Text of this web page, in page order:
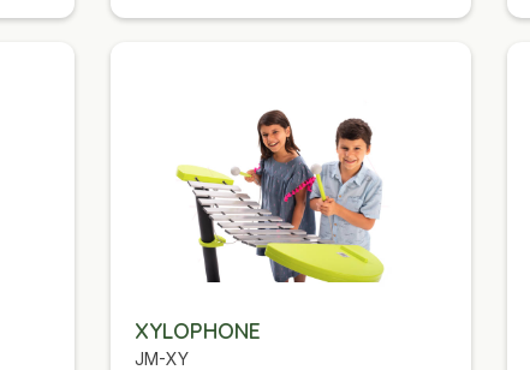
XYLOPHONE
JM-XY